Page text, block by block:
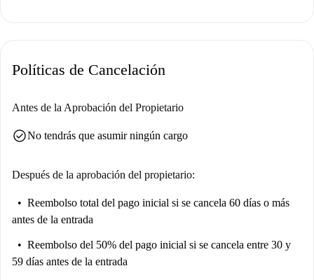
una gran variedad de servicios. Entre los lugares de interés cercanos se
Decaramelo. La oferta gastronómica es muy variada, con restaurantes
servicios locales como el mercado Dia y la pizzería Pizza Farm Alicante
Políticas de Cancelación
Antes de la Aprobación del Propietario
check_circleNo tendrás que asumir ningún cargo
Después de la aprobación del propietario:
Reembolso total del pago inicial si se cancela 60 días o más
antes de la entrada
Reembolso del 50% del pago inicial si se cancela entre 30 y
59 días antes de la entrada